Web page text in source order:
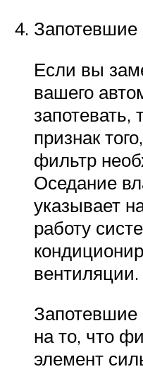
Запотевшие
Если вы
вашего
запотевать,
признак
фильтр
Оседание
указывает
работу
вентиляции.
Запотевшие
на то, что
элемент